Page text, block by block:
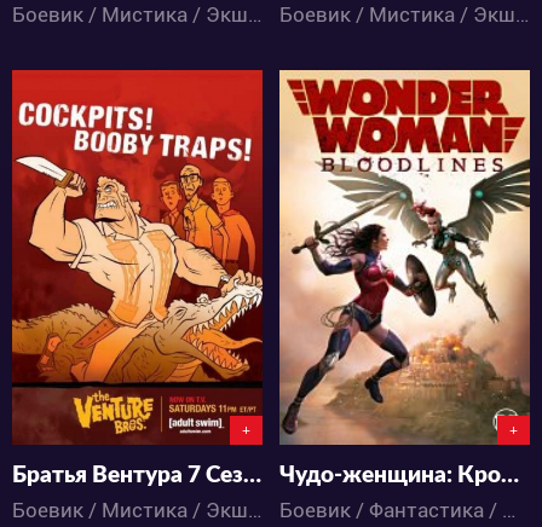
Боевик / Мистика / Экшен / Детектив / Комедия / Приключения / Мультфильмы Боевик / Мистика / Экшен / Детектив / Комедия / Приключения / Мультфильмы
3498
0 1
+
Братья Вентура 7 Сезон
Боевик / Мистика / Экшен / Детектив / Комедия / Приключения / Мультфильмы
4224
0 1
+
Чудо-женщина: Кровные узы
Боевик / Фантастика / Мультфильмы